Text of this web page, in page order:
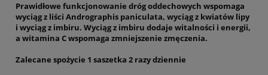
Prawidłowe funkcjonowanie dróg oddechowych wspomaga
wyciąg z liści Andrographis paniculata, wyciąg z kwiatów lipy
i wyciąg z imbiru. Wyciąg z imbiru dodaje witalności i energii,
a witamina C wspomaga zmniejszenie zmęczenia.
Zalecane spożycie 1 saszetka 2 razy dziennie